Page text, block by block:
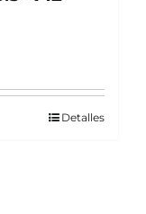
Detalles